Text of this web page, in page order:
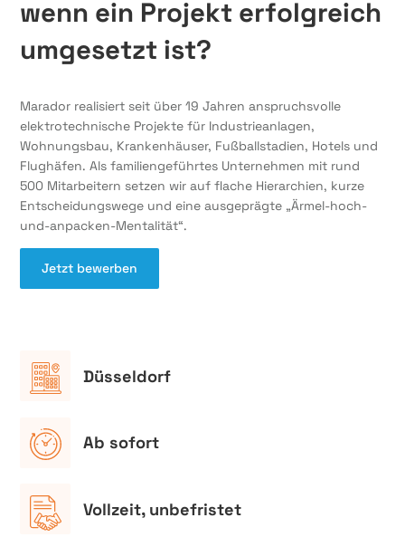
wenn ein Projekt erfolgreich
umgesetzt ist?
Marador realisiert seit über 19 Jahren anspruchsvolle
elektrotechnische Projekte für Industrieanlagen,
Wohnungsbau, Krankenhäuser, Fußballstadien, Hotels und
Flughäfen. Als familiengeführtes Unternehmen mit rund
500 Mitarbeitern setzen wir auf flache Hierarchien, kurze
Entscheidungswege und eine ausgeprägte „Ärmel-hoch-
und-anpacken-Mentalität“.
Jetzt bewerben
Düsseldorf
Ab sofort
Vollzeit, unbefristet